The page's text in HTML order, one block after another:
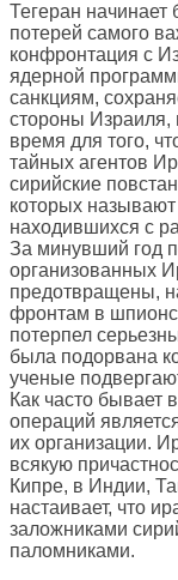
Тегеран начинает
потерей самого
конфронтация с
ядерной
санкциям,
стороны Израиля,
время для того,
тайных агентов
сирийские
которых
находившихся с
За минувший год
организованных
предотвращены,
фронтам в
потерпел
была подорвана
ученые
Как часто бывает
операций
их организации.
всякую
Кипре, в Индии,
настаивает, что
заложниками
паломниками.